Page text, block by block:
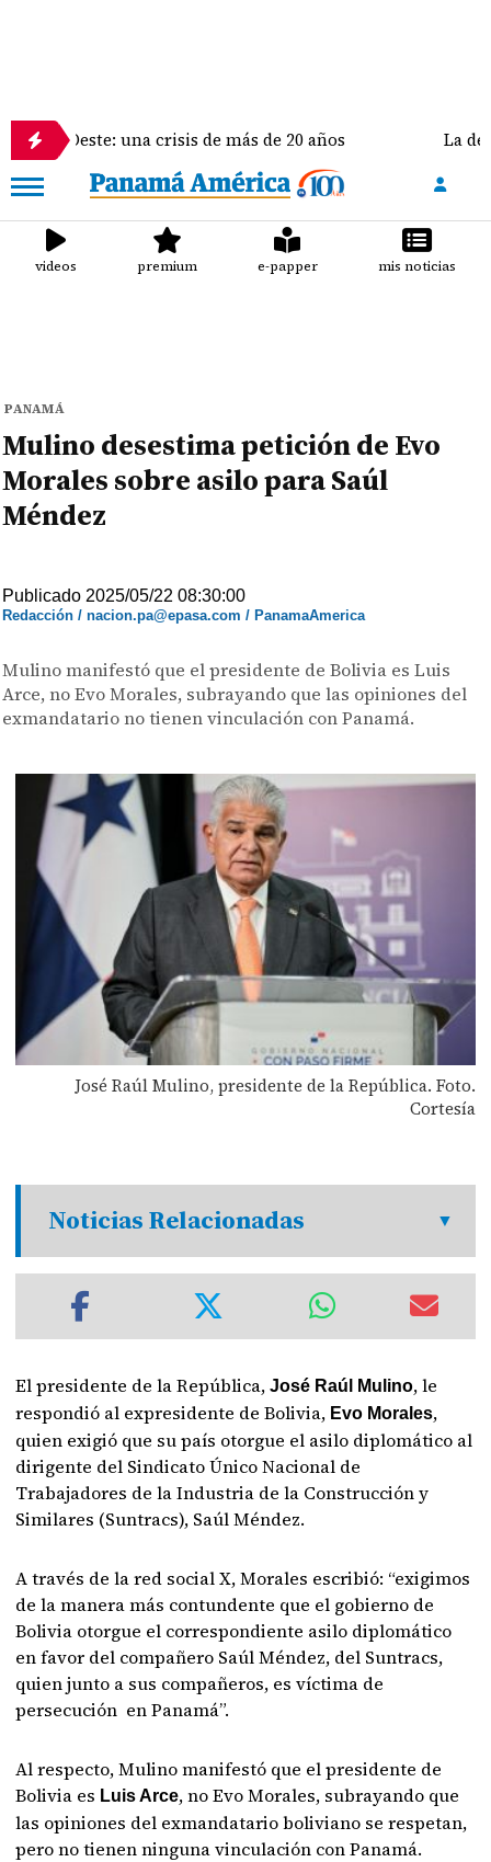
una crisis de más de 20 años La
videos premium e-papper mis noticias
PANAMÁ
Mulino desestima petición de Evo
Morales sobre asilo para Saúl
Méndez
Publicado 2025/05/22 08:30:00
Redacción / nacion.pa@epasa.com / PanamaAmerica
Mulino manifestó que el presidente de Bolivia es Luis
Arce, no Evo Morales, subrayando que las opiniones del
exmandatario no tienen vinculación con Panamá.
José Raúl Mulino, presidente de la República. Foto.
Cortesía
Noticias Relacionadas
El presidente de la República,José Raúl Mulino, le
respondió al expresidente de Bolivia, Evo Morales,
quien exigió que su país otorgue el asilo diplomático al
dirigente del Sindicato Único Nacional de
Trabajadores de la Industria de la Construcción y
Similares (Suntracs), Saúl Méndez.
A través de la red social X, Morales escribió: “exigimos
de la manera más contundente que el gobierno de
Bolivia otorgue el correspondiente asilo diplomático
en favor del compañero Saúl Méndez, del Suntracs,
quien junto a sus compañeros, es víctima de
persecución en Panamá”.
Al respecto, Mulino manifestó que el presidente de
Bolivia es Luis Arce, no Evo Morales, subrayando que
las opiniones del exmandatario boliviano se respetan,
pero no tienen ninguna vinculación con Panamá.